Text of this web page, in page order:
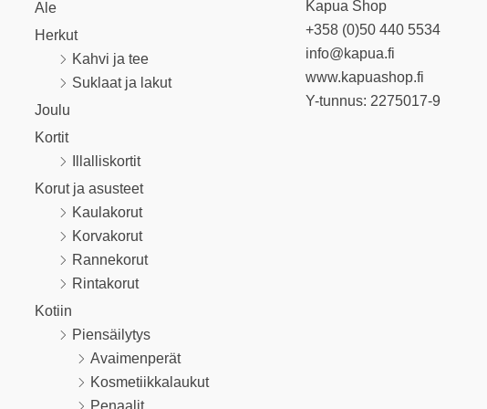
Ale
Herkut
Kahvi ja tee
Suklaat ja lakut
Joulu
Kortit
Illalliskortit
Korut ja asusteet
Kaulakorut
Korvakorut
Rannekorut
Rintakorut
Kotiin
Piensäilytys
Avaimenperät
Kosmetiikkalaukut
Penaalit
Kapua Shop
+358 (0)50 440 5534
info@kapua.fi
www.kapuashop.fi
Y-tunnus: 2275017-9